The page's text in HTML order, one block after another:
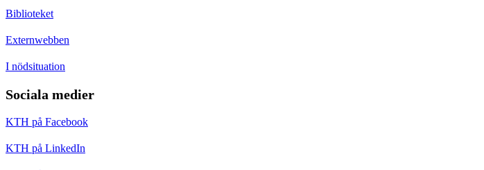
Biblioteket
Externwebben
I nödsituation
Sociala medier
KTH på Facebook
KTH på LinkedIn